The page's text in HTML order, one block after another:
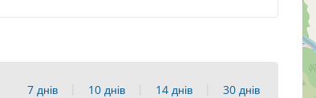
7 днів 10 днів 14 днів 30 днів